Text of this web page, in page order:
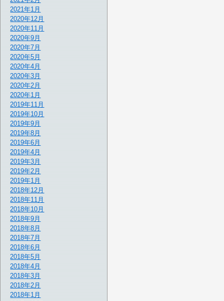
2021年1月
2020年12月
2020年11月
2020年9月
2020年7月
2020年5月
2020年4月
2020年3月
2020年2月
2020年1月
2019年11月
2019年10月
2019年9月
2019年8月
2019年6月
2019年4月
2019年3月
2019年2月
2019年1月
2018年12月
2018年11月
2018年10月
2018年9月
2018年8月
2018年7月
2018年6月
2018年5月
2018年4月
2018年3月
2018年2月
2018年1月